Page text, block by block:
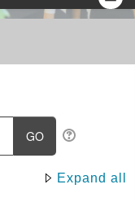
Expand all